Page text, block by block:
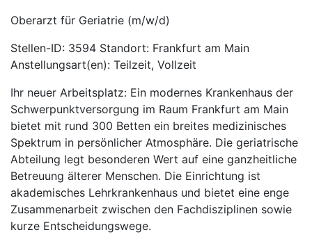
Oberarzt für Geriatrie (m/w/d)
Stellen-ID: 3594 Standort: Frankfurt am Main
Anstellungsart(en): Teilzeit, Vollzeit
Ihr neuer Arbeitsplatz: Ein modernes Krankenhaus der
Schwerpunktversorgung im Raum Frankfurt am Main
bietet mit rund 300 Betten ein breites medizinisches
Spektrum in persönlicher Atmosphäre. Die geriatrische
Abteilung legt besonderen Wert auf eine ganzheitliche
Betreuung älterer Menschen. Die Einrichtung ist
akademisches Lehrkrankenhaus und bietet eine enge
Zusammenarbeit zwischen den Fachdisziplinen sowie
kurze Entscheidungswege.